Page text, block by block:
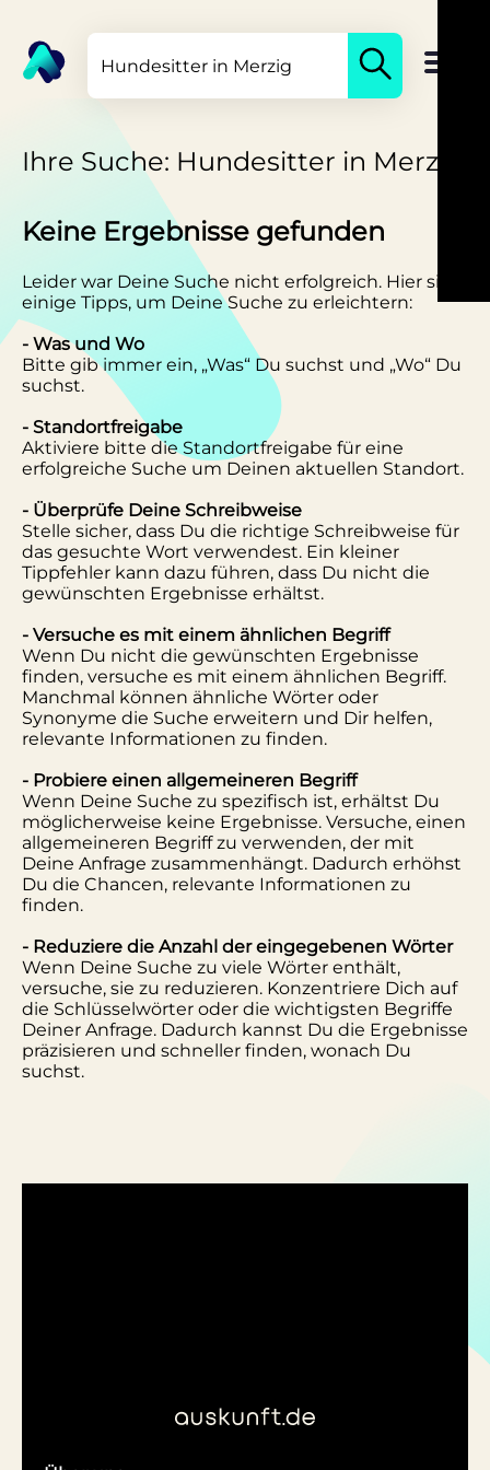
Ihre Suche: Hundesitter in Merzig
Keine Ergebnisse gefunden
Leider war Deine Suche nicht erfolgreich. Hier sind
einige Tipps, um Deine Suche zu erleichtern:
- Was und Wo
Bitte gib immer ein, „Was“ Du suchst und „Wo“ Du
suchst.
- Standortfreigabe
Aktiviere bitte die Standortfreigabe für eine
erfolgreiche Suche um Deinen aktuellen Standort.
- Überprüfe Deine Schreibweise
Stelle sicher, dass Du die richtige Schreibweise für
das gesuchte Wort verwendest. Ein kleiner
Tippfehler kann dazu führen, dass Du nicht die
gewünschten Ergebnisse erhältst.
- Versuche es mit einem ähnlichen Begriff
Wenn Du nicht die gewünschten Ergebnisse
finden, versuche es mit einem ähnlichen Begriff.
Manchmal können ähnliche Wörter oder
Synonyme die Suche erweitern und Dir helfen,
relevante Informationen zu finden.
- Probiere einen allgemeineren Begriff
Wenn Deine Suche zu spezifisch ist, erhältst Du
möglicherweise keine Ergebnisse. Versuche, einen
allgemeineren Begriff zu verwenden, der mit
Deine Anfrage zusammenhängt. Dadurch erhöhst
Du die Chancen, relevante Informationen zu
finden.
- Reduziere die Anzahl der eingegebenen Wörter
Wenn Deine Suche zu viele Wörter enthält,
versuche, sie zu reduzieren. Konzentriere Dich auf
die Schlüsselwörter oder die wichtigsten Begriffe
Deiner Anfrage. Dadurch kannst Du die Ergebnisse
präzisieren und schneller finden, wonach Du
suchst.